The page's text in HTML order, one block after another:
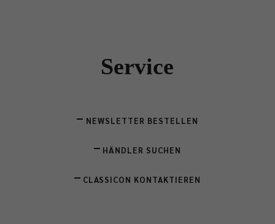
Service
NEWSLETTER BESTELLEN
HÄNDLER SUCHEN
CLASSICON KONTAKTIEREN